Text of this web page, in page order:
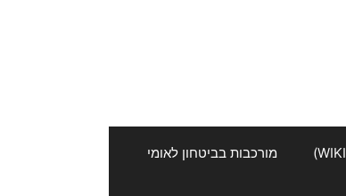
מורכבות בביטחון לאומי